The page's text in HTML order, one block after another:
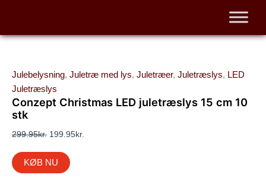
Julebelysning, Juletræ med lys, Juletræer, Juletræslys, LED
Juletræslys
Conzept Christmas LED juletræslys 15 cm 10
stk
299.95kr. 199.95kr.
KØB NU